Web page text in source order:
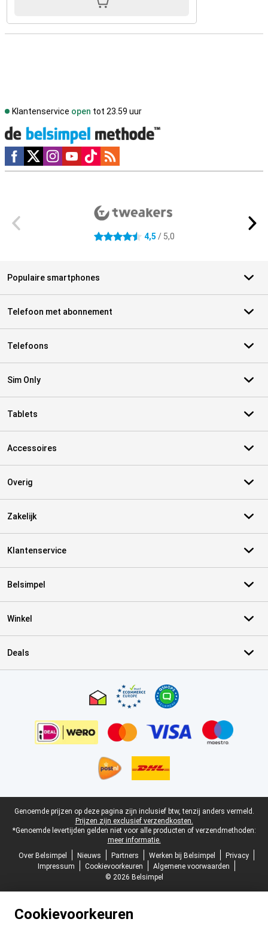
Klantenservice open tot 23.59 uur
Social media
4.5 sterren 4,5 / 5,0
Populaire smartphones
Telefoon met abonnement
Telefoons
Sim Only
Tablets
Accessoires
Overig
Zakelijk
Klantenservice
Belsimpel
Winkel
Deals
Juridische voettekst
Genoemde prijzen op deze pagina zijn inclusief btw, tenzij anders vermeld.
Prijzen zijn exclusief verzendkosten.
*Genoemde levertijden gelden niet voor alle producten of verzendmethoden:
meer informatie.
Over Belsimpel
Nieuws Partners Werken bij Belsimpel
Privacy
Impressum
Cookievoorkeuren
Algemene voorwaarden
© 2026 Belsimpel
Cookievoorkeuren